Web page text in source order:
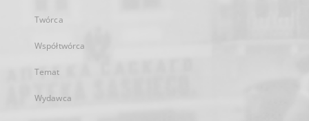
Twórca
Współtwórca
Temat
Wydawca